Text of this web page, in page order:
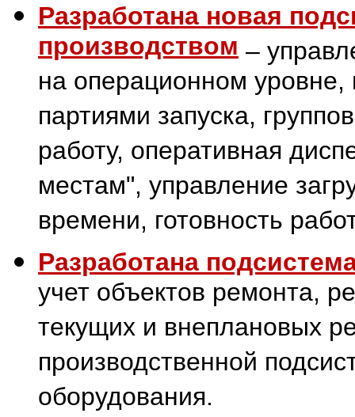
Разработана новая
производством –
на операционном
партиями запуска,
работу, оперативная
местам", управление
времени, готовность
Разработана
учет объектов ремонта,
текущих и внеплановых
производственной
оборудования.